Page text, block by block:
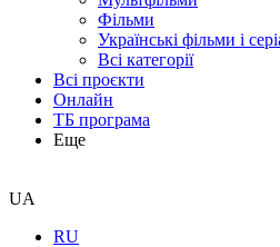
Фільми
Українські фільми і
Всі категорії
Всі проєкти
Онлайн
ТБ програма
Еще
UA
RU